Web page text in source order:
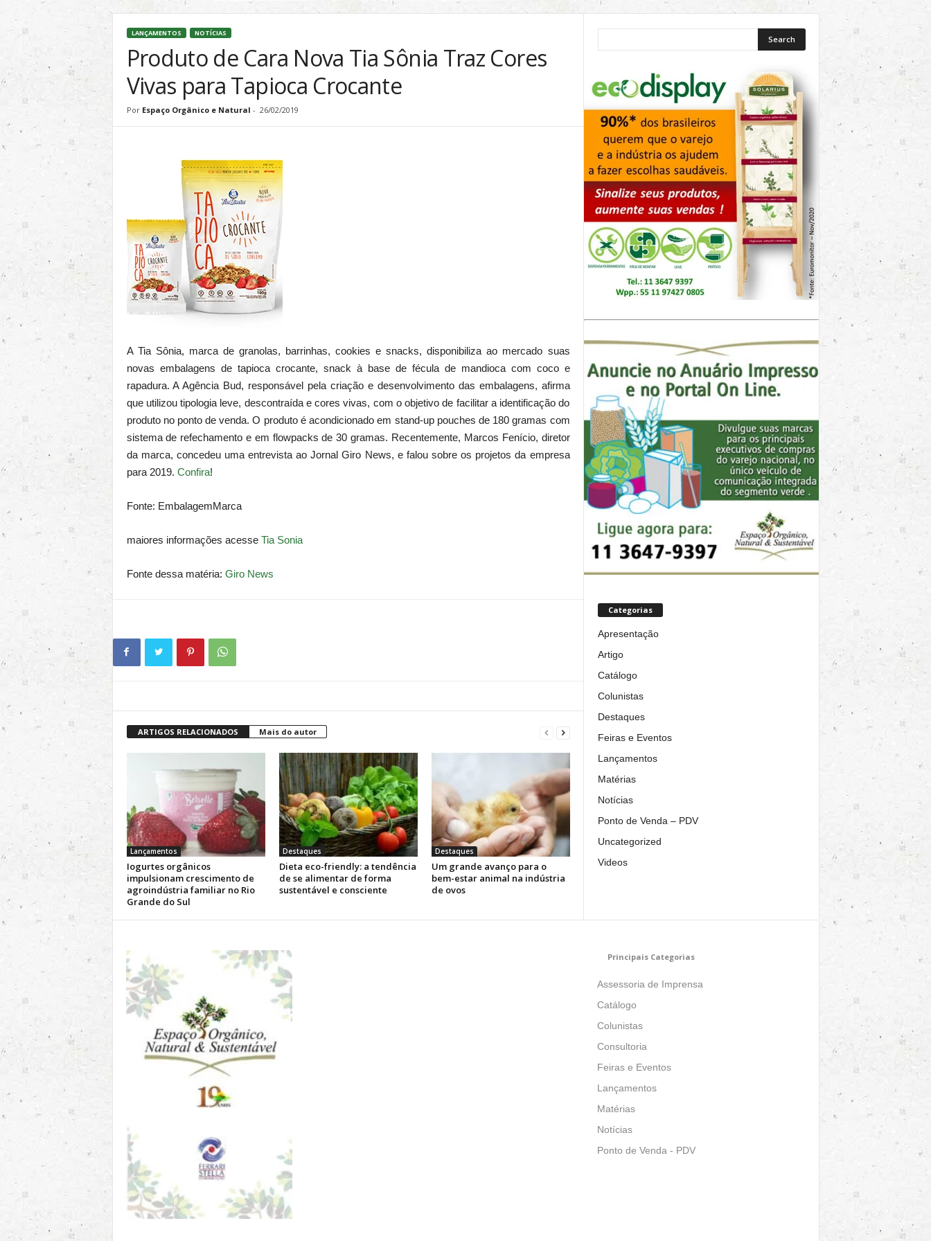
l
t
LANÇAMENTOS NOTÍCIAS
Produto de Cara Nova Tia Sônia Traz Cores
Vivas para Tapioca Crocante
Por Espaço Orgânico e Natural - 26/02/2019
A Tia Sônia, marca de granolas, barrinhas, cookies e snacks, disponibiliza ao mercado suas
novas embalagens de tapioca crocante, snack à base de fécula de mandioca com coco e
rapadura. A Agência Bud, responsável pela criação e desenvolvimento das embalagens, afirma
que utilizou tipologia leve, descontraída e cores vivas, com o objetivo de facilitar a identificação do
produto no ponto de venda. O produto é acondicionado em stand-up pouches de 180 gramas com
sistema de refechamento e em flowpacks de 30 gramas. Recentemente, Marcos Fenício, diretor
da marca, concedeu uma entrevista ao Jornal Giro News, e falou sobre os projetos da empresa
para 2019. Confira!
Fonte: EmbalagemMarca
maiores informações acesse Tia Sonia
Fonte dessa matéria: Giro News
ARTIGOS RELACIONADOS Mais do autor
Lançamentos
Iogurtes orgânicos
impulsionam crescimento de
agroindústria familiar no Rio
Grande do Sul
Destaques
Dieta eco-friendly: a tendência
de se alimentar de forma
sustentável e consciente
Destaques
Um grande avanço para o
bem-estar animal na indústria
de ovos
Categorias
Apresentação
Artigo
Catálogo
Colunistas
Destaques
Feiras e Eventos
Lançamentos
Matérias
Notícias
Ponto de Venda – PDV
Uncategorized
Videos
Principais Categorias
Assessoria de Imprensa
Catálogo
Colunistas
Consultoria
Feiras e Eventos
Lançamentos
Matérias
Notícias
Ponto de Venda - PDV